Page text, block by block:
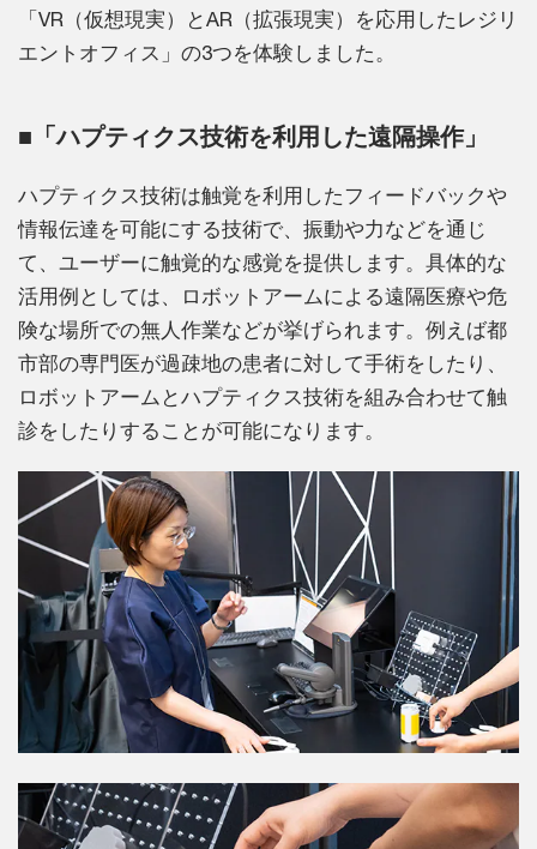
「VR（仮想現実）とAR（拡張現実）を応用したレジリ
エントオフィス」の3つを体験しました。
■「ハプティクス技術を利用した遠隔操作」
ハプティクス技術は触覚を利用したフィードバックや
情報伝達を可能にする技術で、振動や力などを通じ
て、ユーザーに触覚的な感覚を提供します。具体的な
活用例としては、ロボットアームによる遠隔医療や危
険な場所での無人作業などが挙げられます。例えば都
市部の専門医が過疎地の患者に対して手術をしたり、
ロボットアームとハプティクス技術を組み合わせて触
診をしたりすることが可能になります。